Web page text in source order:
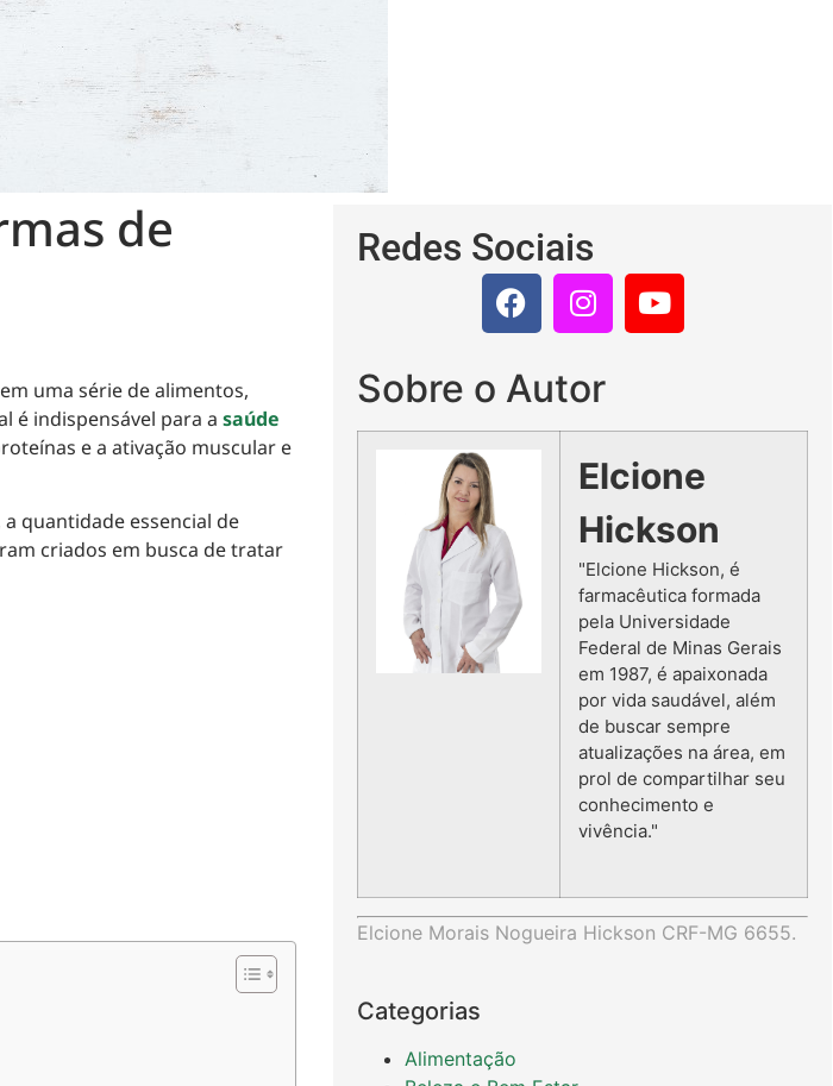
de
uma série de alimentos,
é indispensável para a saúde
e a ativação muscular e
quantidade essencial de
criados em busca de tratar
Redes Sociais
Sobre o Autor
Elcione
Hickson
"Elcione Hickson, é
farmacêutica formada
pela Universidade
Federal de Minas Gerais
em 1987, é apaixonada
por vida saudável, além
de buscar sempre
atualizações na área, em
prol de compartilhar seu
conhecimento e
vivência."
Elcione Morais Nogueira Hickson CRF-MG 6655.
Categorias
Alimentação